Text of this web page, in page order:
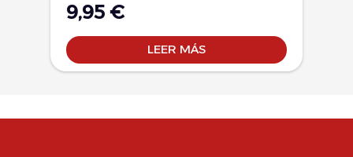
9,95 €
LEER MÁS